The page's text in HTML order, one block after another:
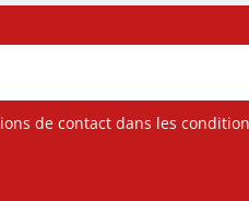
de contact dans les